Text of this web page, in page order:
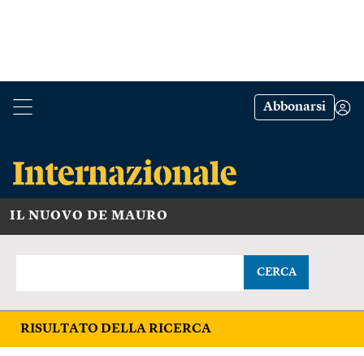
Abbonarsi
IL NUOVO DE MAURO
CERCA
RISULTATO DELLA RICERCA